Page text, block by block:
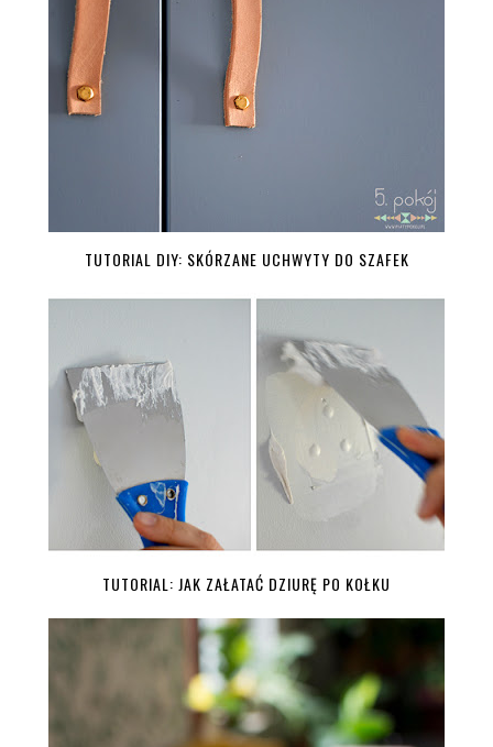
TUTORIAL DIY: SKÓRZANE UCHWYTY DO SZAFEK
TUTORIAL: JAK ZAŁATAĆ DZIURĘ PO KOŁKU